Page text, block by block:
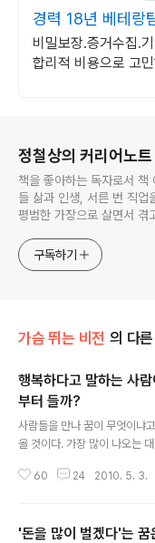
경력 18년 베테랑
운영
비밀보장.증거수집.
합리적 비용으로 고
정철상의 커리어노트
책을 좋아하는 독자로서 책
들 삶과 인생, 서른 번 직업
평범한 가장으로 살면서 겪
고픈 커리어코치, 유튜브: 정
구독하기
가슴 뛰는 비전 의 다
행복하다고 말하는 사
부터 들까?
사람들을 만나 꿈이 무엇이냐
올 것이다. 가장 많이 나오는
오는데 이 역시 궁극적으로는
을 많이 가질 수 있고, 내가 배
60 24 2010. 5. 3.
'돈을 많이 벌겠다'는 꿈